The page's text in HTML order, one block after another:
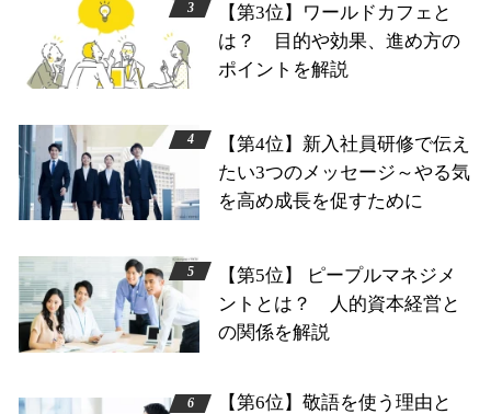
【第3位】ワールドカフェと
は？ 目的や効果、進め方の
ポイントを解説
【第4位】新入社員研修で伝え
たい3つのメッセージ～やる気
を高め成長を促すために
【第5位】 ピープルマネジメ
ントとは？ 人的資本経営と
の関係を解説
【第6位】敬語を使う理由と